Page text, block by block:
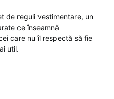
de reguli vestimentare, un
ce înseamnă
care nu îl respectă să fie
util.